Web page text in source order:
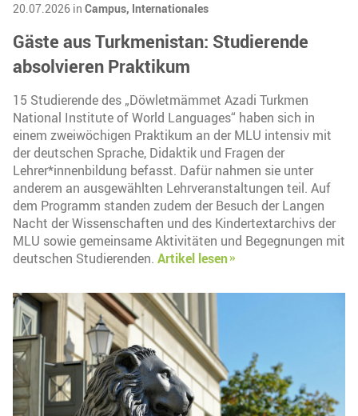
20.07.2026 in Campus, Internationales
Gäste aus Turkmenistan: Studierende
absolvieren Praktikum
15 Studierende des „Döwletmämmet Azadi Turkmen
National Institute of World Languages“ haben sich in
einem zweiwöchigen Praktikum an der MLU intensiv mit
der deutschen Sprache, Didaktik und Fragen der
Lehrer*innenbildung befasst. Dafür nahmen sie unter
anderem an ausgewählten Lehrveranstaltungen teil. Auf
dem Programm standen zudem der Besuch der Langen
Nacht der Wissenschaften und des Kindertextarchivs der
MLU sowie gemeinsame Aktivitäten und Begegnungen mit
deutschen Studierenden. Artikel lesen